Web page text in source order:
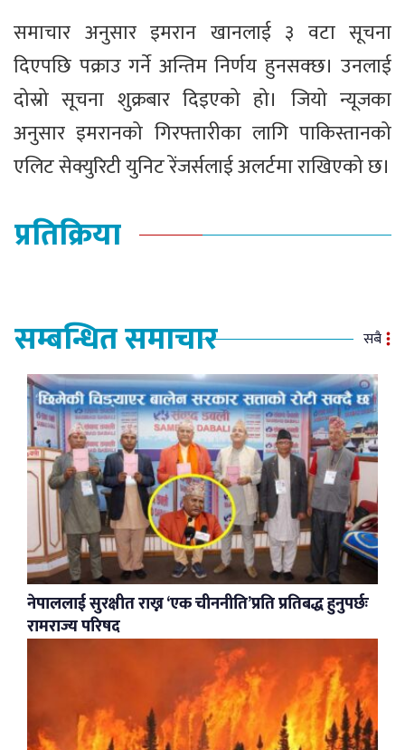
समाचार अनुसार इमरान खानलाई ३ वटा सूचना
दिएपछि पक्राउ गर्ने अन्तिम निर्णय हुनसक्छ। उनलाई
दोस्रो सूचना शुक्रबार दिइएको हो। जियो न्यूजका
अनुसार इमरानको गिरफ्तारीका लागि पाकिस्तानको
एलिट सेक्युरिटी युनिट रेंजर्सलाई अलर्टमा राखिएको छ।
प्रतिक्रिया
सम्बन्धित समाचार सबै
नेपाललाई सुरक्षीत राख्न ‘एक चीननीति’प्रति प्रतिबद्ध हुनुपर्छः
रामराज्य परिषद